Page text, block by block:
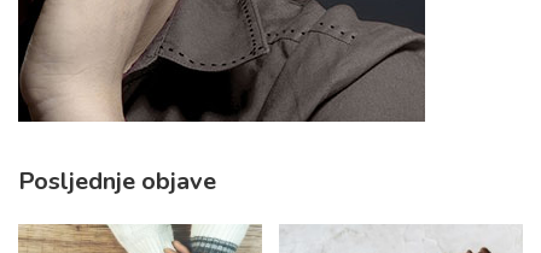
Posljednje objave